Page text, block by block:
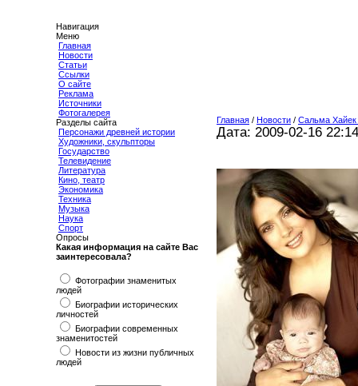
Навигация
Меню
Главная
Новости
Статьи
Ссылки
О сайте
Реклама
Источники
Фотогалерея
Разделы сайта
Персонажи древней истории
Художники, скульпторы
Государство
Телевидение
Литература
Кино, театр
Экономика
Техника
Музыка
Наука
Спорт
Опросы
Какая информация на сайте Вас
заинтересовала?
Фотографии знаменитых
людей
Биографии исторических
личностей
Биографии современных
знаменитостей
Новости из жизни публичных
людей
Главная / Новости / Сальма
Дата: 2009-02-16 22:14